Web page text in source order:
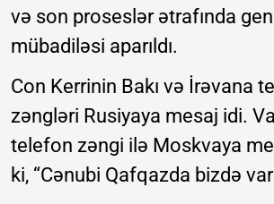
və son proseslər ətrafında
mübadiləsi aparıldı.
Con Kerrinin Bakı və İrəvana
zəngləri Rusiyaya mesaj idi.
telefon zəngi ilə Moskvaya
ki, “Cənubi Qafqazda bizdə